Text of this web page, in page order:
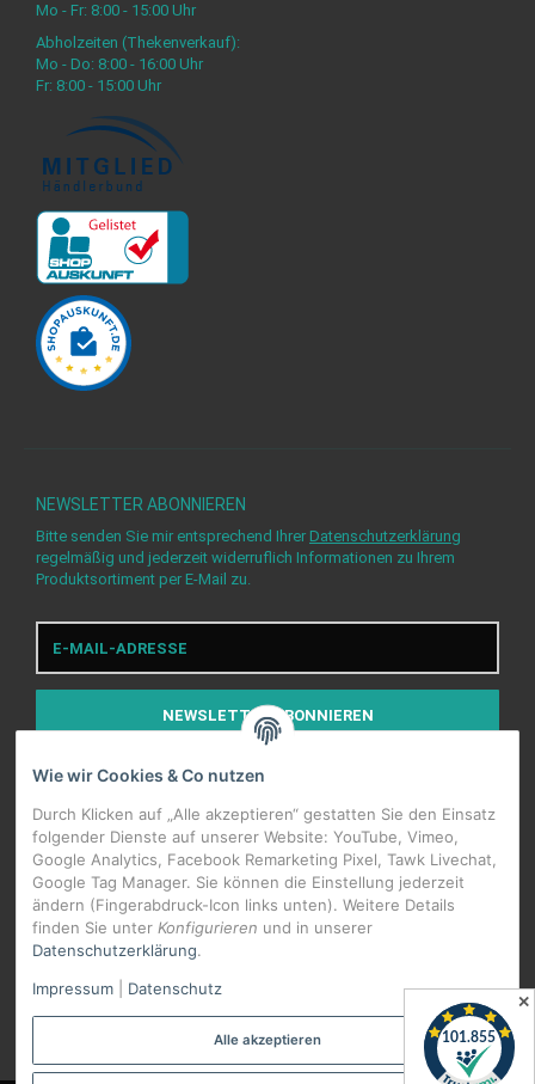
Mo - Fr: 8:00 - 15:00 Uhr
Abholzeiten (Thekenverkauf):
Mo - Do: 8:00 - 16:00 Uhr
Fr: 8:00 - 15:00 Uhr
NEWSLETTER ABONNIEREN
Bitte senden Sie mir entsprechend Ihrer Datenschutzerklärung
regelmäßig und jederzeit widerruflich Informationen zu Ihrem
Produktsortiment per E-Mail zu.
E-
Mail-
NEWSLETTER ABONNIEREN
WIDERRUFSBUTTON
Alle Preise inkl. gesetzlicher USt., zzgl.
Datenschutz-Einstellungen
Wie wir Cookies & Co nutzen
Durch Klicken auf „Alle akzeptieren“ gestatten Sie den Einsatz
folgender Dienste auf unserer Website: YouTube, Vimeo,
Google Analytics, Facebook Remarketing Pixel, Tawk Livechat,
Google Tag Manager. Sie können die Einstellung jederzeit
ändern (Fingerabdruck-Icon links unten). Weitere Details
finden Sie unter Konfigurieren und in unserer
Datenschutzerklärung.
Impressum
Datenschutz
Alle akzeptieren
✕